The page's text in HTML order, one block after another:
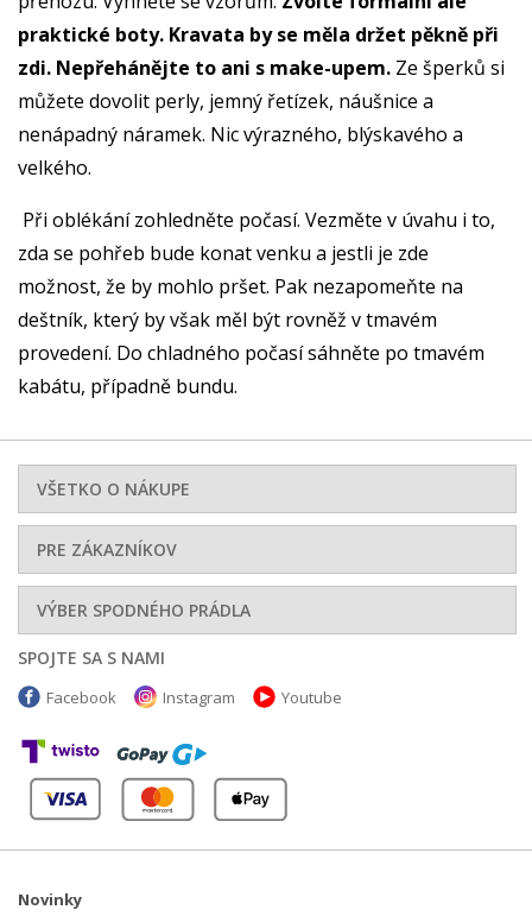
praktické boty. Kravata by se měla držet pěkně při
zdi. Nepřehánějte to ani s make-upem. Ze šperků si
můžete dovolit perly, jemný řetízek, náušnice a
nenápadný náramek. Nic výrazného, blýskavého a
velkého.
Při oblékání zohledněte počasí. Vezměte v úvahu i to,
zda se pohřeb bude konat venku a jestli je zde
možnost, že by mohlo pršet. Pak nezapomeňte na
deštník, který by však měl být rovněž v tmavém
provedení. Do chladného počasí sáhněte po tmavém
kabátu, případně bundu.
VŠETKO O NÁKUPE
PRE ZÁKAZNÍKOV
VÝBER SPODNÉHO PRÁDLA
SPOJTE SA S NAMI
Facebook Instagram Youtube
Novinky